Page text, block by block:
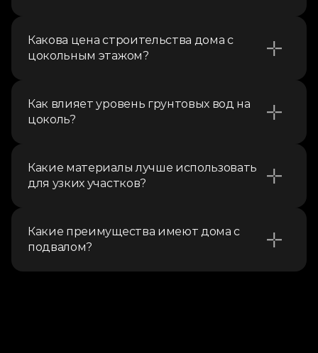
Какова цена строительства дома с
цокольным этажом?
Как влияет уровень грунтовых вод на
цоколь?
Какие материалы лучше использовать
для узких участков?
Какие преимущества имеют дома с
подвалом?